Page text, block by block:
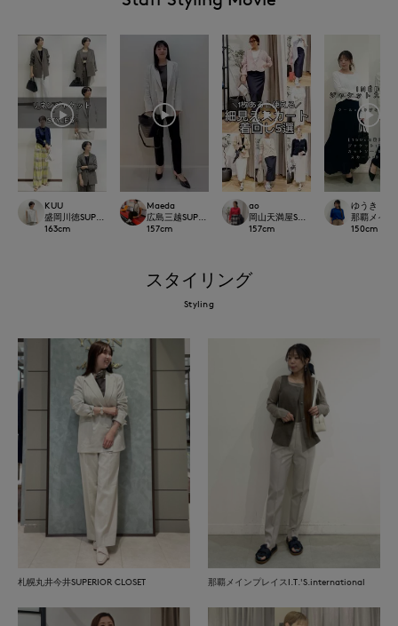
KUU
盛岡川徳SUPERIOR CLOSET
163cm
Maeda
広島三越SUPERIORCLOSET
157cm
ao
岡山天満屋SUPERIORCLOSET
157cm
ゆうき
那覇メイ
150cm
スタイリング
Styling
札幌丸井今井SUPERIOR CLOSET 那覇メインプレイスI.T.'S.international